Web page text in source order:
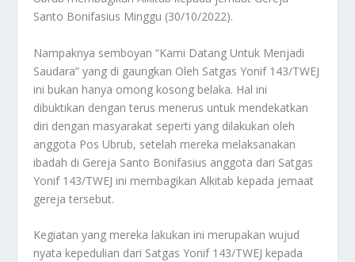
Santo Bonifasius Minggu (30/10/2022).
Nampaknya semboyan “Kami Datang Untuk Menjadi
Saudara” yang di gaungkan Oleh Satgas Yonif 143/TWEJ
ini bukan hanya omong kosong belaka. Hal ini
dibuktikan dengan terus menerus untuk mendekatkan
diri dengan masyarakat seperti yang dilakukan oleh
anggota Pos Ubrub, setelah mereka melaksanakan
ibadah di Gereja Santo Bonifasius anggota dari Satgas
Yonif 143/TWEJ ini membagikan Alkitab kepada jemaat
gereja tersebut.
Kegiatan yang mereka lakukan ini merupakan wujud
nyata kepedulian dari Satgas Yonif 143/TWEJ kepada